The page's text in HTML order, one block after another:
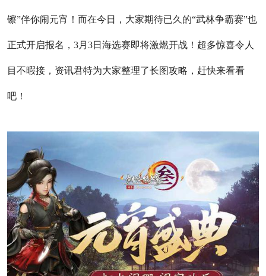
镲”伴你闹元宵！而在今日，大家期待已久的“武林争霸赛”也
正式开启报名，3月3日海选赛即将激燃开战！超多惊喜令人
目不暇接，资讯君特为大家整理了长图攻略，赶快来看看
吧！